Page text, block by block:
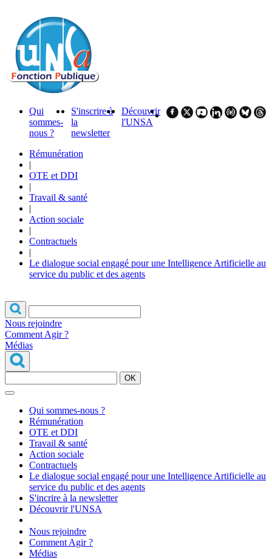
Qui
sommes-
nous ?
S'inscrire à
la
newsletter
Découvrir
l'UNSA
Rémunération
|
OTE et DDI
|
Travail & santé
|
Action sociale
|
Contractuels
|
Le dialogue social engagé pour une Intelligence Artificielle au
service du public et des agents
Nous rejoindre
Comment Agir ?
Médias
OK
Qui sommes-nous ?
Rémunération
OTE et DDI
Travail & santé
Action sociale
Contractuels
Le dialogue social engagé pour une Intelligence Artificielle au
service du public et des agents
S'incrire à la newsletter
Découvrir l'UNSA
Nous rejoindre
Comment Agir ?
Médias